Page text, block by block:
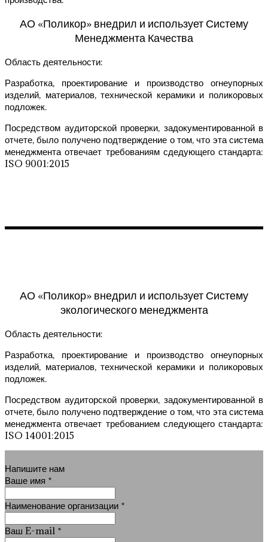
АО «Поликор» внедрил и использует Систему
Менеджмента Качества
Область деятельности:
Разработка, проектирование и производство огнеупорных
изделий, материалов, технической керамики и поликоровых
подложек.
Посредством аудиторской проверки, задокументированной в
отчете, было получено подтверждение о том, что эта система
менеджмента отвечает требованиям сдедующего стандарта:
ISO 9001:2015
АО «Поликор» внедрил и использует Систему
экологического менеджмента
Область деятельности:
Разработка, проектирование и производство огнеупорных
изделий, материалов, технической керамики и поликоровых
подложек.
Посредством аудиторской проверки, задокументированной в
отчете, было получено подтверждение о том, что эта система
менеджмента отвечает требованием следующего стандарта:
ISO 14001:2015
Напишите нам
Ваше имя *
Наименование организации *
Ваш E-mail *